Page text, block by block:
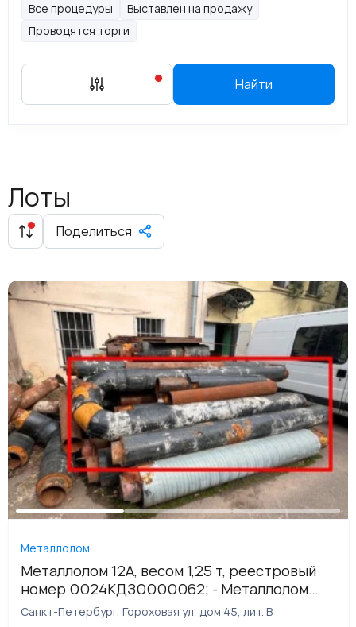
Все процедуры
Выставлен на продажу
Проводятся торги
Найти
Лоты
Поделиться
Металлолом
Металлолом 12А, весом 1,25 т, реестровый
номер 0024КДЗ0000062; - Металлолом
12А, весом 0,146 т, реестровый номер
Санкт-Петербург, Гороховая ул, дом 45, лит. В